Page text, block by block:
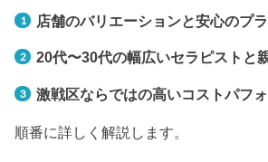
店舗のバリエーションと安心のプ
20代〜30代の幅広いセラピストと
激戦区ならではの高いコストパフ
順番に詳しく解説します。